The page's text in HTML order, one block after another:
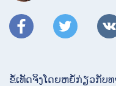
ຂໍ້ເທັດຈິງໂດຍຫຍໍ້ກ່ຽວກັບ